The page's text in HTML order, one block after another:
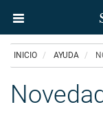
principal
Uvigo
INICIO AYUDA